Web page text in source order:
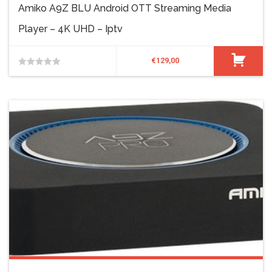
Amiko A9Z BLU Android OTT Streaming Media
Player – 4K UHD – Iptv
€129,00